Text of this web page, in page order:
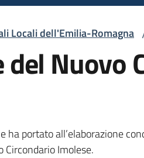
Locali dell'Emilia-Romagna
Nuovo
ha portato all’elaborazione
Circondario Imolese.